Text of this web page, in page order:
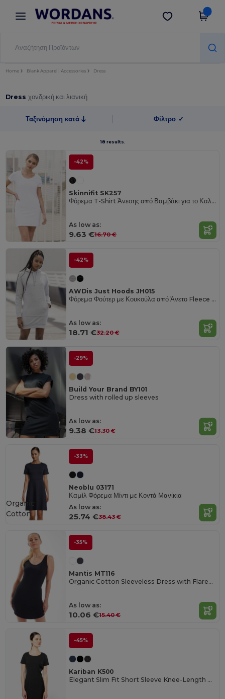
× Εφαρμογή Wordans
Καλύτερες τιμές στην εφαρμογή!
Λήψη app
Home Blank Apparel | Accessories Dress
Dressχονδρική και λιανική
Ταξινόμηση κατά Φίλτρο ✓
18 results.
-42%
Skinnifit SK257
Φόρεμα T-Shirt Άνεσης από Βαμβάκι για το Καλοκαίρι
As low as:
9.63 €16.70 €
-42%
AWDis Just Hoods JH015
Φόρεμα Φούτερ με Κουκούλα από Άνετο Fleece με Τσέπη Καγκουρό
As low as:
18.71 €32.20 €
-29%
Build Your Brand BY101
Dress with rolled up sleeves
As low as:
9.38 €13.30 €
-33%
Neoblu 03171
Καμίλ Φόρεμα Μίντι με Κοντά Μανίκια
As low as:
25.74 €38.43 €
Organic
Cotton
-35%
Mantis MT116
Organic Cotton Sleeveless Dress with Flared Collar
As low as:
10.06 €15.40 €
-45%
Kariban K500
Elegant Slim Fit Short Sleeve Knee-Length Dress